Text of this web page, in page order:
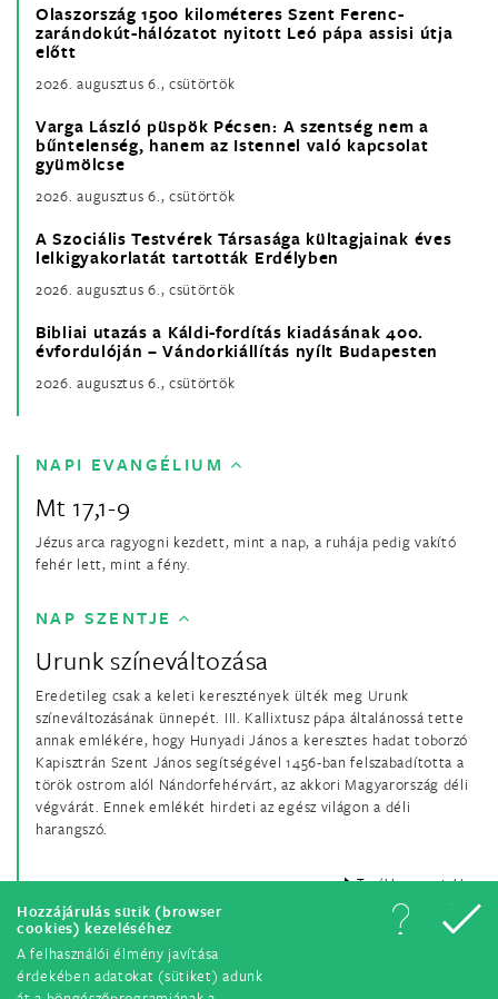
Hozzájárulás sütik (browser
cookies) kezeléséhez
A felhasználói élmény javítása
érdekében adatokat (sütiket) adunk
Olaszország 1500 kilométeres Szent Ferenc-
zarándokút-hálózatot nyitott Leó pápa assisi útja
előtt
2026. augusztus 6., csütörtök
Varga László püspök Pécsen: A szentség nem a
bűntelenség, hanem az Istennel való kapcsolat
gyümölcse
2026. augusztus 6., csütörtök
A Szociális Testvérek Társasága kültagjainak éves
lelkigyakorlatát tartották Erdélyben
2026. augusztus 6., csütörtök
Bibliai utazás a Káldi-fordítás kiadásának 400.
évfordulóján – Vándorkiállítás nyílt Budapesten
2026. augusztus 6., csütörtök
NAPI EVANGÉLIUM
Mt 17,1-9
Jézus arca ragyogni kezdett, mint a nap, a ruhája pedig vakító
fehér lett, mint a fény.
NAP SZENTJE
Urunk színeváltozása
Eredetileg csak a keleti keresztények ülték meg Urunk
színeváltozásának ünnepét. III. Kallixtusz pápa általánossá tette
annak emlékére, hogy Hunyadi János a keresztes hadat toborzó
Kapisztrán Szent János segítségével 1456-ban felszabadította a
török ostrom alól Nándorfehérvárt, az akkori Magyarország déli
végvárát. Ennek emlékét hirdeti az egész világon a déli
harangszó.
Tovább a szentekhez